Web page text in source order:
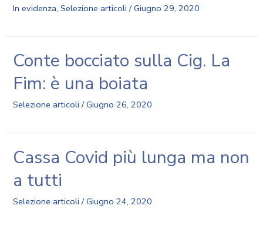
In evidenza,Selezione articoli /Giugno 29, 2020
Conte bocciato sulla Cig. La
Fim: è una boiata
Selezione articoli /Giugno 26, 2020
Cassa Covid più lunga ma non
a tutti
Selezione articoli /Giugno 24, 2020